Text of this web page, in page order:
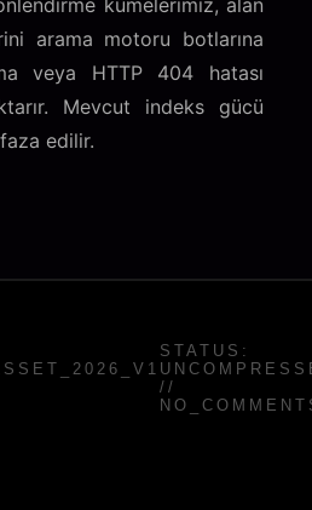
kümelerimiz, alan
arama motoru botlarına
veya HTTP 404 hatası
Mevcut indeks gücü
edilir.
STATUS:
//